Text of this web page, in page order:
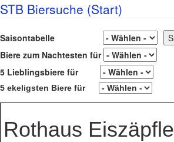
STB Biersuche (Start)
Saisontabelle
Biere zum Nachtesten für
5 Lieblingsbiere für
5 ekeligsten Biere für
Rothaus Eiszäpfle